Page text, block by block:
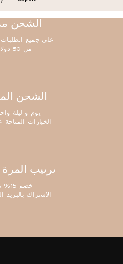
ًالشحن
على جميع الطلبات
من 50 دولارا
الشحن
2 يوم و ليلة
الخيارات المتاحة
ترتيب المرة
خصم 15% مع
الاشتراك بالبريد